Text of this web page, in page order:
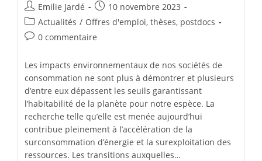
Emilie Jardé
10 novembre 2023
Actualités / Offres d'emploi, thèses, postdocs
0 commentaire
Les impacts environnementaux de nos sociétés de
consommation ne sont plus à démontrer et plusieurs
d’entre eux dépassent les seuils garantissant
l’habitabilité de la planète pour notre espèce. La
recherche telle qu’elle est menée aujourd’hui
contribue pleinement à l’accélération de la
surconsommation d’énergie et la surexploitation des
ressources. Les transitions auxquelles…